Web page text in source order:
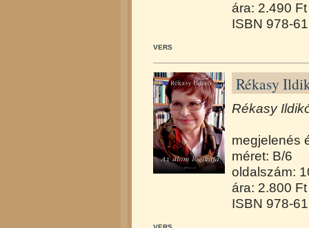
ára: 2.490 Ft
ISBN 978-
VERS
Rékasy
Rékasy
megjelenés
méret: B/6
oldalszám:
ára: 2.800 Ft
ISBN 978-